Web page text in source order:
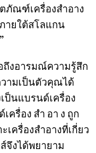
ภัณฑ์เครื่องสำอาง
ายใต้สโลแกน
งอารมณ์ความรู้สึก
ามเป็นตัวคุณได้
ป็นแบรนด์เครื่อง
ครื่อง สำ อา ง ถูก
ครื่องสำอางที่เกี่ยว
จึงได้พยายาม